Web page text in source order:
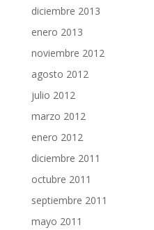
diciembre 2013
enero 2013
noviembre 2012
agosto 2012
julio 2012
marzo 2012
enero 2012
diciembre 2011
octubre 2011
septiembre 2011
mayo 2011